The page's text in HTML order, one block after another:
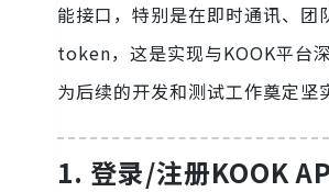
能接口，特别是在即时通讯、
token，这是实现与KOOK平台
为后续的开发和测试工作奠定坚
1. 登录/注册KOOK